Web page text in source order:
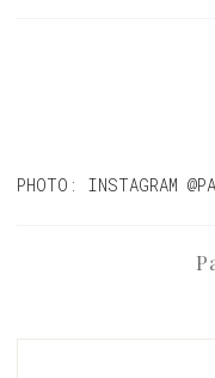
PHOTO: INSTAGRAM